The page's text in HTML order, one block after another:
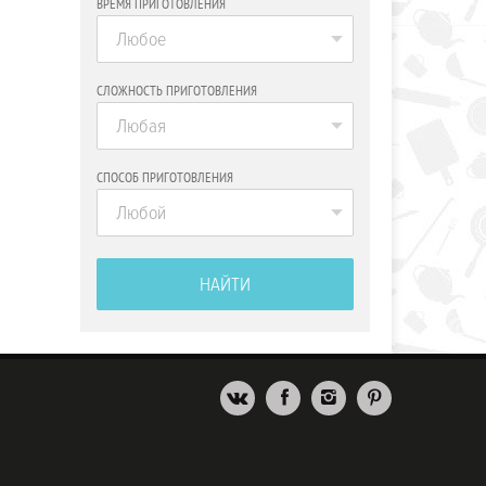
ВРЕМЯ ПРИГОТОВЛЕНИЯ
Любое
СЛОЖНОСТЬ ПРИГОТОВЛЕНИЯ
Любая
СПОСОБ ПРИГОТОВЛЕНИЯ
Любой
НАЙТИ